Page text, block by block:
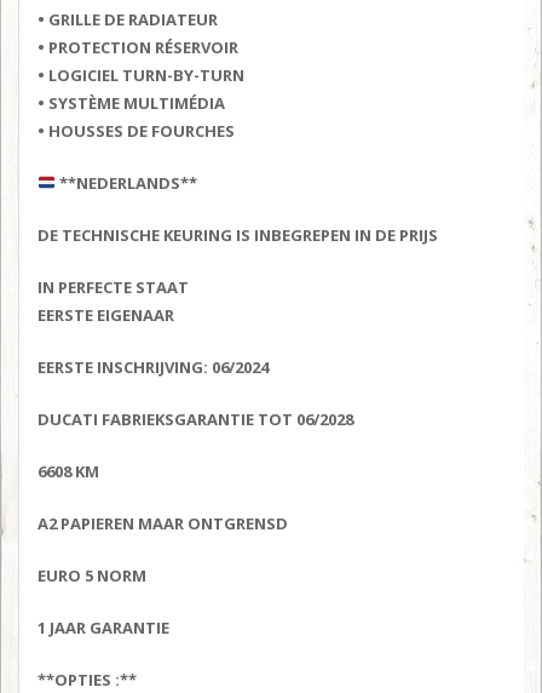
• GRILLE DE RADIATEUR
• PROTECTION RÉSERVOIR
• LOGICIEL TURN-BY-TURN
• SYSTÈME MULTIMÉDIA
• HOUSSES DE FOURCHES
**NEDERLANDS**
DE TECHNISCHE KEURING IS INBEGREPEN IN DE PRIJS
IN PERFECTE STAAT
EERSTE EIGENAAR
EERSTE INSCHRIJVING: 06/2024
DUCATI FABRIEKSGARANTIE TOT 06/2028
6608 KM
A2 PAPIEREN MAAR ONTGRENSD
EURO 5 NORM
1 JAAR GARANTIE
**OPTIES :**